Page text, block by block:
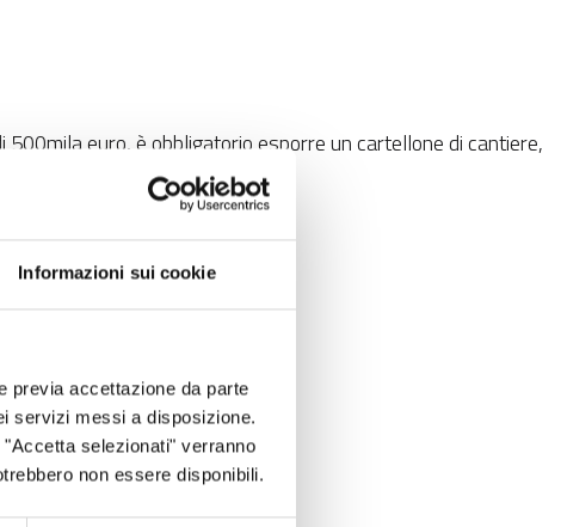
Informazioni sui cookie
previa accettazione da parte
servizi messi a disposizione.
selezionati" verranno
non essere disponibili.
euro, è obbligatorio esporre un cartellone di cantiere,
l’operatività dei lavori.
successivicinque anni.
al pubblico.